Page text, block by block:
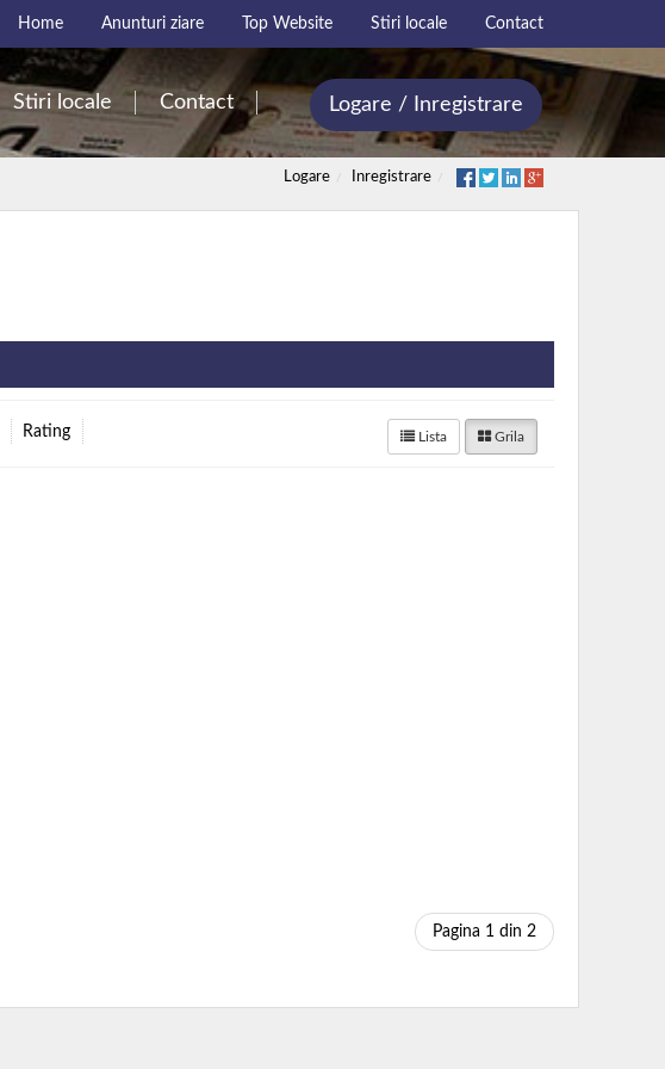
Home Anunturi ziare Top Website Stiri locale Contact
Stiri locale Contact Logare / Inregistrare
Logare Inregistrare
Rating Lista Grila
Pagina 1 din 2